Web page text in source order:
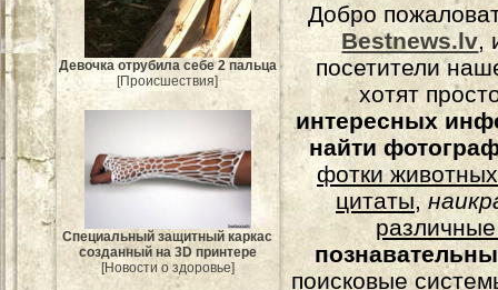
Девочка отрубила себе 2 пальца
[Происшествия]
Специальный защитный каркас
созданный на 3D принтере
[Новости о здоровье]
Добро
Bestnews.lv,
посетители
хотят
интересных
найти
фотки животных
цитаты,
поисковые